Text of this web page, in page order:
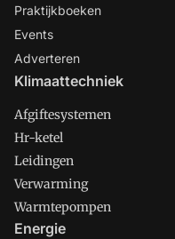
Praktijkboeken
Events
Adverteren
Klimaattechniek
Afgiftesystemen
Hr-ketel
Leidingen
Verwarming
Warmtepompen
Energie